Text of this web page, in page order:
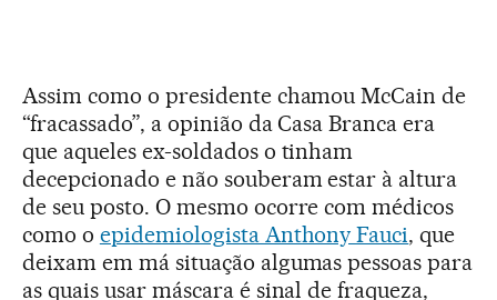
Assim como o presidente chamou McCain de
“fracassado”, a opinião da Casa Branca era
que aqueles ex-soldados o tinham
decepcionado e não souberam estar à altura
de seu posto. O mesmo ocorre com médicos
como o epidemiologista Anthony Fauci, que
deixam em má situação algumas pessoas para
as quais usar máscara é sinal de fraqueza,